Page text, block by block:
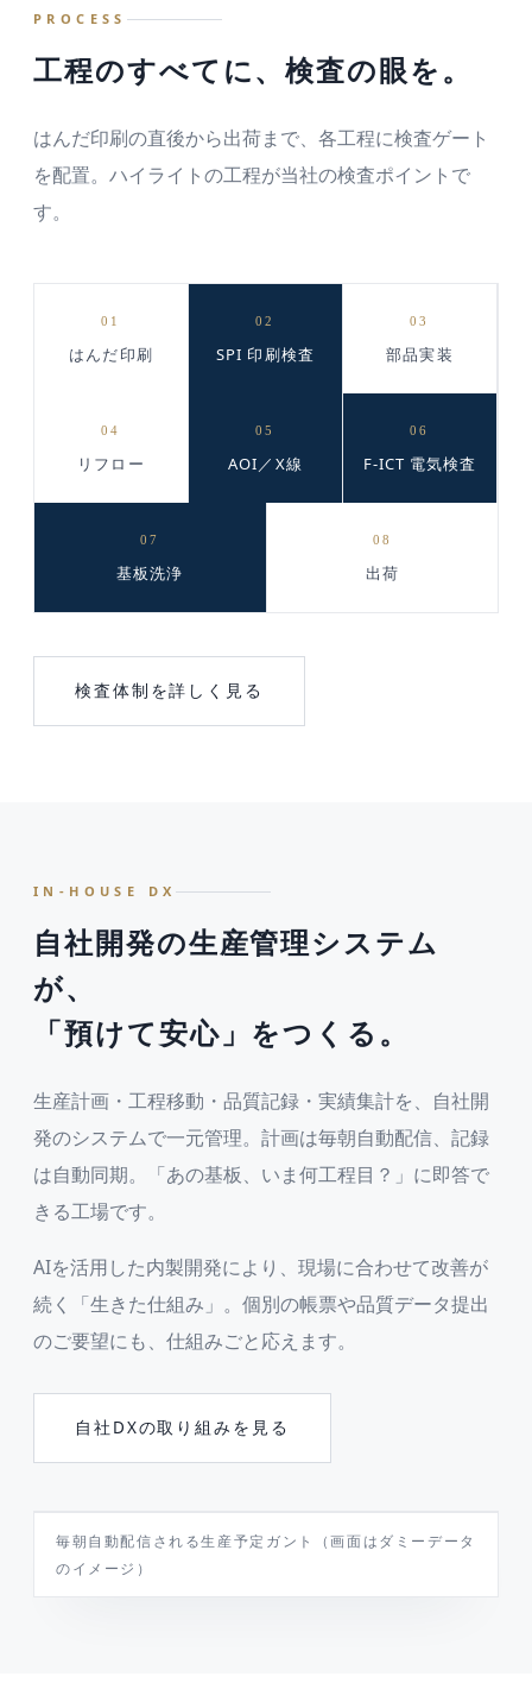
PROCESS
工程のすべてに、検査の眼を。
はんだ印刷の直後から出荷まで、各工程に検査ゲート
を配置。ハイライトの工程が当社の検査ポイントで
す。
01
はんだ印刷
02
SPI 印刷検査
03
部品実装
04
リフロー
05
AOI／X線
06
F-ICT 電気検査
07
基板洗浄
08
出荷
検査体制を詳しく見る
IN-HOUSE DX
自社開発の生産管理システム
が、
「預けて安心」をつくる。
生産計画・工程移動・品質記録・実績集計を、自社開
発のシステムで一元管理。計画は毎朝自動配信、記録
は自動同期。「あの基板、いま何工程目？」に即答で
きる工場です。
AIを活用した内製開発により、現場に合わせて改善が
続く「生きた仕組み」。個別の帳票や品質データ提出
のご要望にも、仕組みごと応えます。
自社DXの取り組みを見る
PRODUCTION GANTT（ダミーデータ）
TODAY
毎朝自動配信される生産予定ガント（画面はダミーデータ
のイメージ）